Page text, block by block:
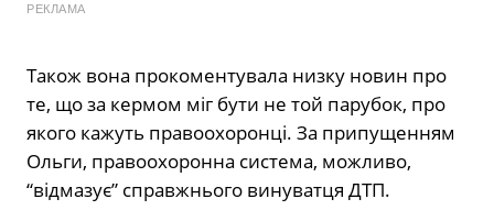
РЕКЛАМА
Також вона прокоментувала низку новин про
те, що за кермом міг бути не той парубок, про
якого кажуть правоохоронці. За припущенням
Ольги, правоохоронна система, можливо,
“відмазує” справжнього винуватця ДТП.